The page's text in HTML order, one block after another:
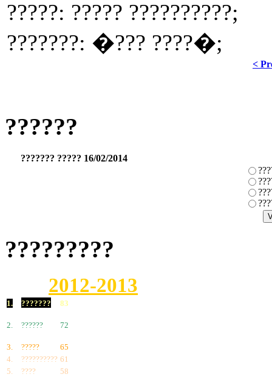
?????: ????? ??????????;
???????: �??? ????�;
<
??????
??????? ????? 16/02/2014
?????????
2012-2013
1. ??????? 83
2. ?????? 72
3. ?????
65
4.
?????????? 61
5.
????
58